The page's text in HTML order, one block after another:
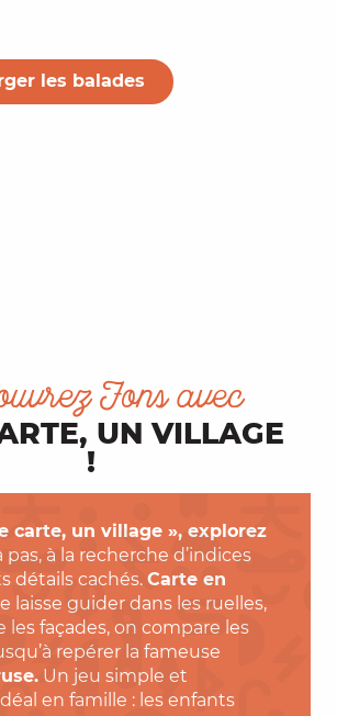
les balades
Fons avec
UN VILLAGE
!
carte, un village », explorez
pas, à la recherche d’indices
détails cachés. Carte en
laisse guider dans les ruelles,
les façades, on compare les
repérer la fameuse
Un jeu simple et
en famille : les enfants